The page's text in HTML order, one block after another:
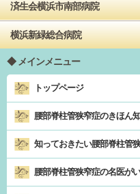
済生会横浜市南部病院
横浜新緑総合病院
メインメニュー
トップページ
腰部脊柱管狭窄症のきほん
知っておきたい腰部脊柱管
腰部脊柱管狭窄症の名医が